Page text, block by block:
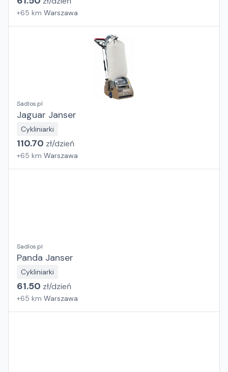
+65 km Warszawa
Sadlos.pl
Jaguar Janser
Cykliniarki
110.70 zł/dzień
+65 km Warszawa
Sadlos.pl
Panda Janser
Cykliniarki
61.50 zł/dzień
+65 km Warszawa